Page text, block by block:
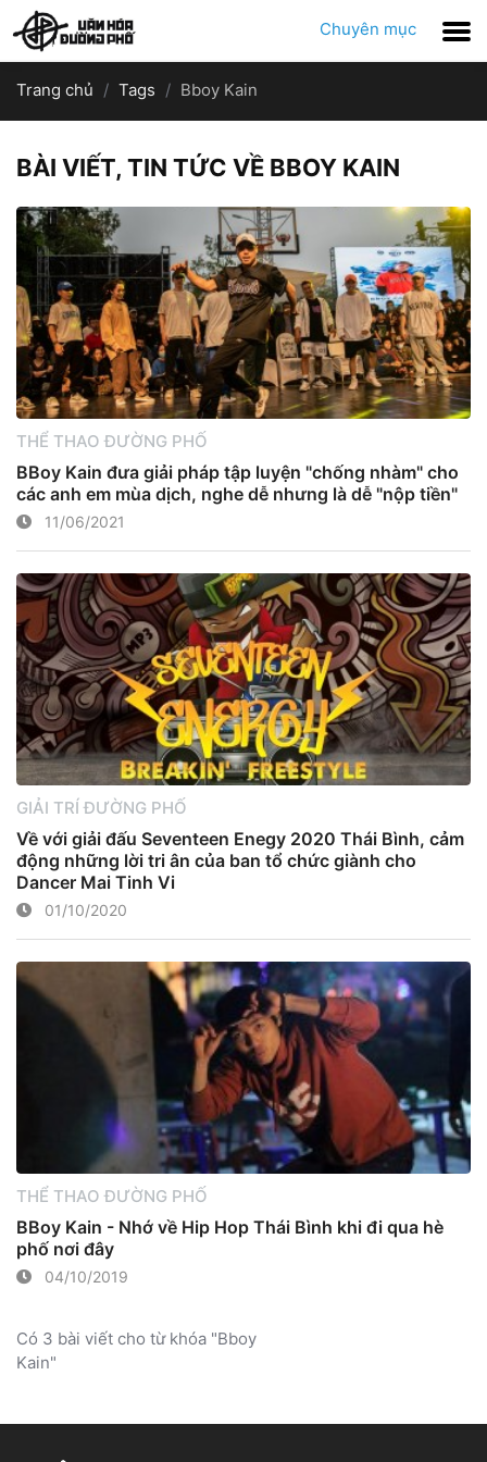
Chuyên mục
Trang chủ Tags Bboy Kain
BÀI VIẾT, TIN TỨC VỀ BBOY KAIN
THỂ THAO ĐƯỜNG PHỐ
BBoy Kain đưa giải pháp tập luyện "chống nhàm" cho
các anh em mùa dịch, nghe dễ nhưng là dễ "nộp tiền"
11/06/2021
GIẢI TRÍ ĐƯỜNG PHỐ
Về với giải đấu Seventeen Enegy 2020 Thái Bình, cảm
động những lời tri ân của ban tổ chức giành cho
Dancer Mai Tinh Vi
01/10/2020
THỂ THAO ĐƯỜNG PHỐ
BBoy Kain - Nhớ về Hip Hop Thái Bình khi đi qua hè
phố nơi đây
04/10/2019
Có 3 bài viết cho từ khóa "Bboy
Kain"